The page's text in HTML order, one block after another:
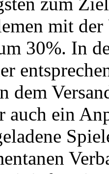
mit
30%. In
dem
ein